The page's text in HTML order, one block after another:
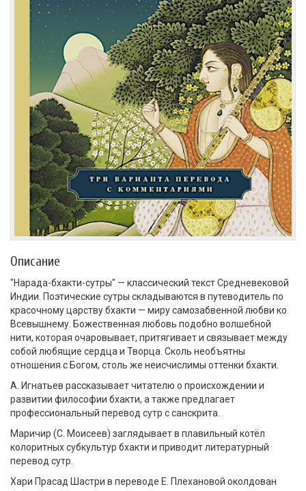
Описание
"Нарада-бхакти-сутры" — классический текст Средневековой
Индии. Поэтические сутры складываются в путеводитель по
красочному царству бхакти — миру самозабвенной любви ко
Всевышнему. Божественная любовь подобно волшебной
нити, которая очаровывает, притягивает и связывает между
собой любящие сердца и Творца. Сколь необъятны
отношения с Богом, столь же неисчислимы оттенки бхакти.
А. Игнатьев рассказывает читателю о происхождении и
развитии философии бхакти, а также предлагает
профессиональный перевод сутр с санскрита.
Маричир (С. Моисеев) заглядывает в плавильный котёл
колоритных субкультур бхакти и приводит литературный
перевод сутр.
Хари Прасад Шастри в переводе Е. Плехановой околдован